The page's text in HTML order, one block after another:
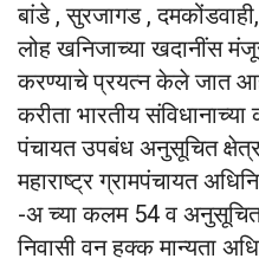
बांडे , सुरजागड ,
लोह खनिजाच्या खदानींस
करण्याचे प्रयत्न केले जात
करीता भारतीय
पंचायत उपबंध अनुसूचित
महाराष्ट्र ग्रामपंचायत
-अ च्या कलम 54 व अनुसूचित
निवासी वन हक्क मान्यता